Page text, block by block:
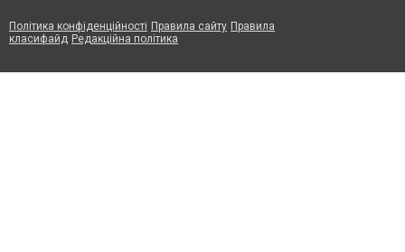
Політика конфіденційності Правила сайту Правила
класифайд Редакційна політика